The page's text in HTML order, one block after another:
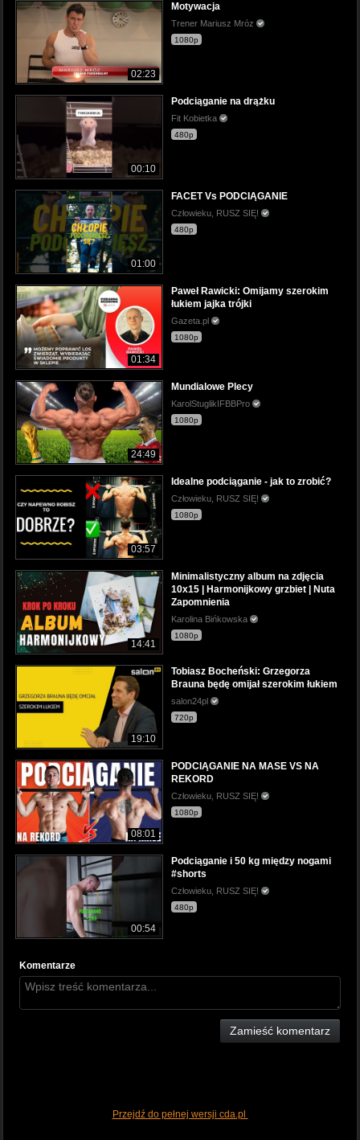
02:23
Motywacja
Trener Mariusz Mróz
1080p
00:10
Podciąganie na drążku
Fit Kobietka
480p
01:00
FACET Vs PODCIĄGANIE
Człowieku, RUSZ SIĘ!
480p
01:34
Paweł Rawicki: Omijamy szerokim
łukiem jajka trójki
Gazeta.pl
1080p
24:49
Mundialowe Plecy
KarolStuglikIFBBPro
1080p
03:57
Idealne podciąganie - jak to zrobić?
Człowieku, RUSZ SIĘ!
1080p
14:41
Minimalistyczny album na zdjęcia
10x15 | Harmonijkowy grzbiet | Nuta
Zapomnienia
Karolina Bińkowska
1080p
19:10
Tobiasz Bocheński: Grzegorza
Brauna będę omijał szerokim łukiem
salon24pl
720p
08:01
PODCIĄGANIE NA MASE VS NA
REKORD
Człowieku, RUSZ SIĘ!
1080p
00:54
Podciąganie i 50 kg między nogami
#shorts
Człowieku, RUSZ SIĘ!
480p
Komentarze
Zamieść komentarz
Przejdź do pełnej wersji cda.pl